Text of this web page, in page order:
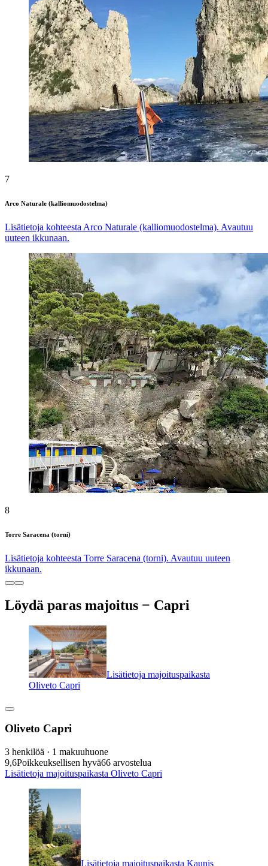
7
Arco Naturale (kalliomuodostelma)
Lisätietoja kohteesta Arco Naturale (kalliomuodostelma). Avautuu
uuteen ikkunaan.
8
Torre Saracena (torni)
Lisätietoja kohteesta Torre Saracena (torni). Avautuu uuteen
ikkunaan.
Löydä paras majoitus − Capri
Lisätietoja majoituspaikasta
Oliveto Capri
Oliveto Capri
3 henkilöä · 1 makuuhuone
9,6Poikkeuksellisen hyvä66 arvostelua
Lisätietoja majoituspaikasta Oliveto Capri
Lisätietoja majoituspaikasta Kaunis